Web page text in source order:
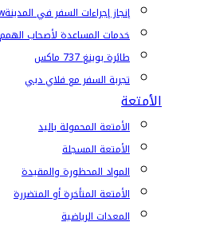
إنجاز إجراءات السفر في المدينة
خدمات المساعدة لأصحاب الهمم
طائرة بوينغ 737 ماكس
تجربة السفر مع فلاي دبي
الأمتعة
الأمتعة المحمولة باليد
الأمتعة المسجلة
المواد المحظورة والمقيدة
الأمتعة المتأخرة أو المتضررة
المعدات الرياضية